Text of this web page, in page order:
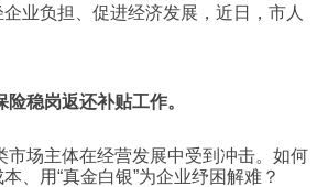
业负担、促进经济发展，近日，市人
险稳岗返还补贴工作。
市场主体在经营发展中受到冲击。如何
、用“真金白银”为企业纾困解难？